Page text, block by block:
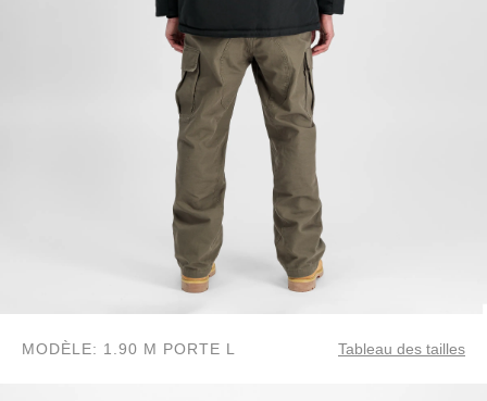
MODÈLE: 1.90 M PORTE L Tableau des tailles